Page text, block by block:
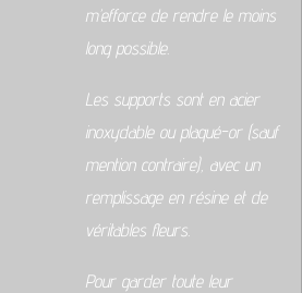
m’efforce de rendre le moins
long possible.
Les supports sont en acier
inoxydable ou plaqué-or (sauf
mention contraire), avec un
remplissage en résine et de
véritables fleurs.
Pour garder toute leur